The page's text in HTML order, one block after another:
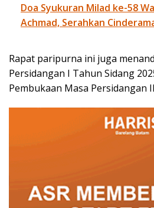
Doa Syukuran Milad ke-58
Achmad, Serahkan
Rapat paripurna ini juga
Persidangan I Tahun Sidang
Pembukaan Masa Persidangan